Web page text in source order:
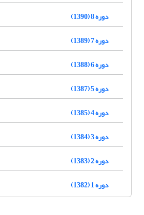
دوره 8 (1390)
دوره 7 (1389)
دوره 6 (1388)
دوره 5 (1387)
دوره 4 (1385)
دوره 3 (1384)
دوره 2 (1383)
دوره 1 (1382)